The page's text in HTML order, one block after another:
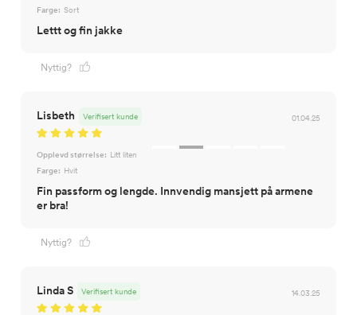
Farge: Sort
Lettt og fin jakke
Nyttig?
Lisbeth 01.04.25
Verifisert kunde
Opplevd størrelse: Litt liten
Farge: Hvit
Fin passform og lengde. Innvendig mansjett på armene
er bra!
Nyttig?
Linda S 14.03.25
Verifisert kunde